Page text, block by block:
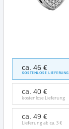
Pandora
Bead
Charms
925_Sterling_Silber
Angebote:
ca. 46 €
KOSTENLOSE LIEFERUNG
ca. 40 €
kostenlose Lieferung
ca. 49 €
Lieferung ab ca.3 €